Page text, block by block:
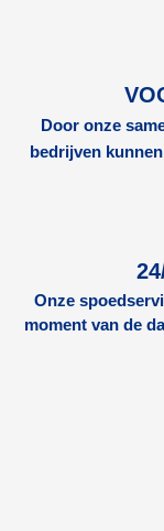
Door onze
bedrijven
Onze
moment van de